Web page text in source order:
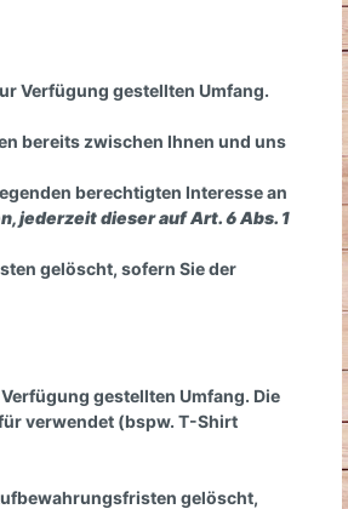
Verfügung gestellten Umfang.
bereits zwischen Ihnen und uns
berechtigten Interesse an
jederzeit dieser auf Art. 6 Abs. 1
gelöscht, sofern Sie der
gestellten Umfang. Die
verwendet (bspw. T-Shirt
gelöscht,